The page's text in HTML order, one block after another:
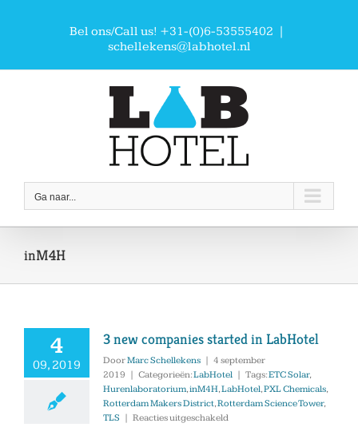
Bel ons/Call us! +31-(0)6-53555402 |
schellekens@labhotel.nl
Ga naar...
inM4H
4
09, 2019
3 new companies started in LabHotel
DoorMarc Schellekens | 4 september
2019 | Categorieën:LabHotel | Tags:ETC Solar,
Hurenlaboratorium,inM4H,LabHotel,PXL Chemicals,
Rotterdam Makers District,Rotterdam Science Tower,
TLS | Reacties uitgeschakeldvoor